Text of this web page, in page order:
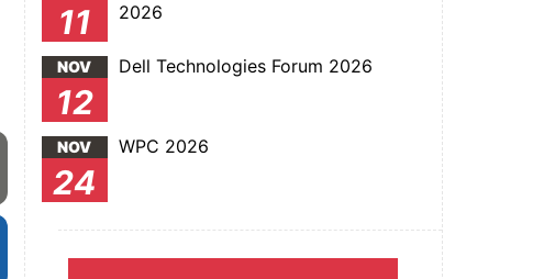
11
2026
NOV
12
Dell Technologies Forum 2026
NOV
24
WPC 2026